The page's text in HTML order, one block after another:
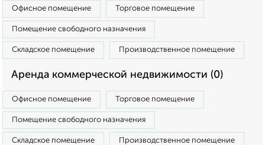
Офисное помещение Торговое помещение
Помещение свободного назначения
Складское помещение Производственное помещение
Аренда коммерческой недвижимости (0)
Офисное помещение Торговое помещение
Помещение свободного назначения
Складское помещение Производственное помещение